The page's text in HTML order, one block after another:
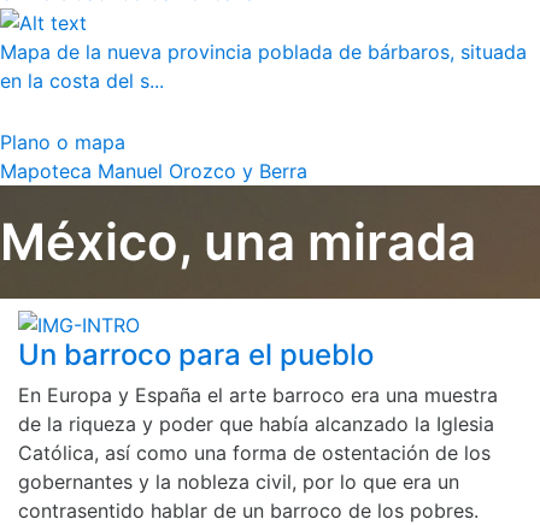
Mapa de la nueva provincia poblada de bárbaros, situada
en la costa del s...
Plano o mapa
Mapoteca Manuel Orozco y Berra
México, una mirada
Un barroco para el pueblo
En Europa y España el arte barroco era una muestra
de la riqueza y poder que había alcanzado la Iglesia
Católica, así como una forma de ostentación de los
gobernantes y la nobleza civil, por lo que era un
contrasentido hablar de un barroco de los pobres.